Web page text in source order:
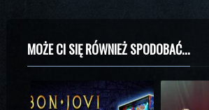
MOŻE CI SIĘ RÓWNIEŻ SPODOBAĆ...